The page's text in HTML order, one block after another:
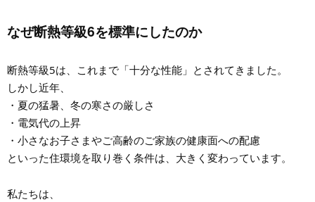
なぜ断熱等級6を標準にしたのか
断熱等級5は、これまで「十分な性能」とされてきました。
しかし近年、
・夏の猛暑、冬の寒さの厳しさ
・電気代の上昇
・小さなお子さまやご高齢のご家族の健康面への配慮
といった住環境を取り巻く条件は、大きく変わっています。
私たちは、